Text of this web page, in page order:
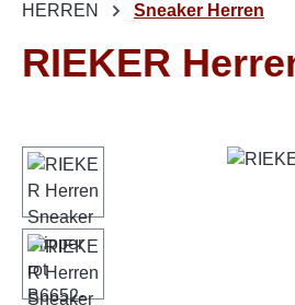
HERREN Sneaker Herren
RIEKER
Bildergalerie überspringen